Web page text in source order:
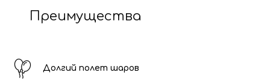
Преимущества
Долгий полет шаров